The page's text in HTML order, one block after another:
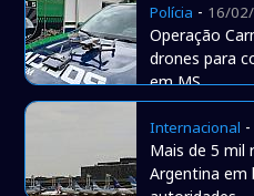
Polícia - 16/
Operação
drones para
em MS
Internacional -
Mais de 5 mil
Argentina em